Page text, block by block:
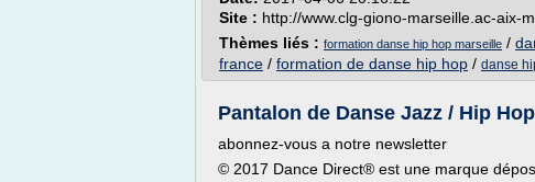
Site : http://www.clg-giono-marseille.ac-aix-
Thèmes liés : formation danse hip hop marseille /
france / formation de danse hip hop / danse
Pantalon de Danse Jazz / Hip
abonnez-vous a notre newsletter
© 2017 Dance Direct® est une marque